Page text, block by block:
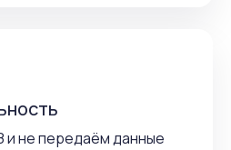
не передаём данные